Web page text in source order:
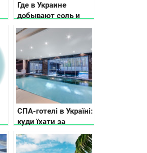
Где в Украине
добывают соль и
как ее используют
СПА-готелі в Україні:
куди їхати за
релаксом